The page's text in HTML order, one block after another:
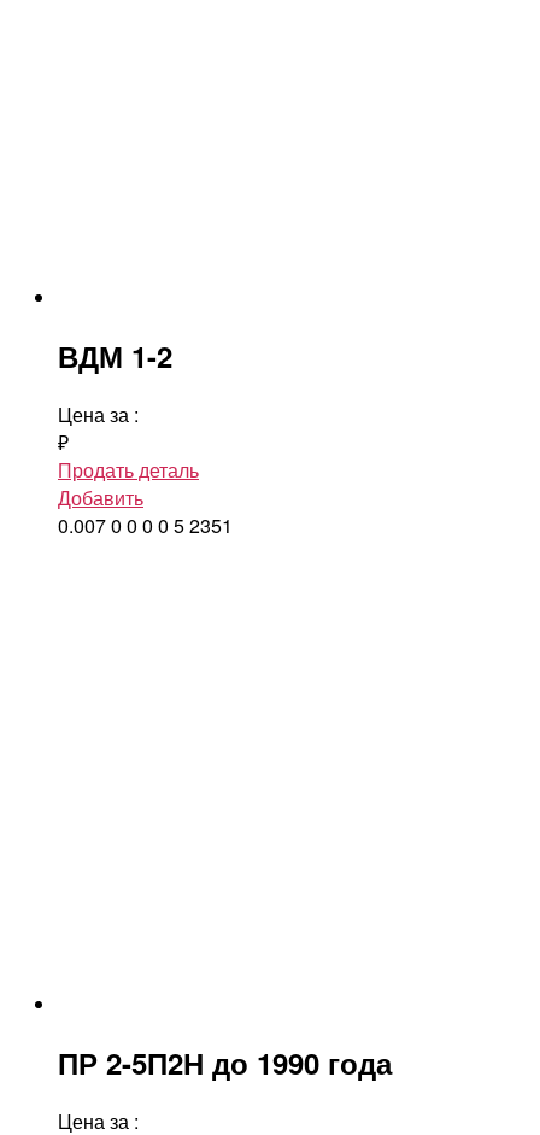
ВДМ 1-2
Цена за :
₽
Продать деталь
Добавить
0.0070 0 0 0 52351
ПР 2-5П2Н до 1990 года
Цена за :